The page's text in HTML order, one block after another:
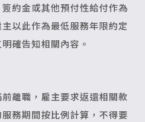
約金或其他預付性給付作為
以此作為最低服務年限約定
確告知相關內容。
離職，雇主要求返還相關款
務期間按比例計算，不得要